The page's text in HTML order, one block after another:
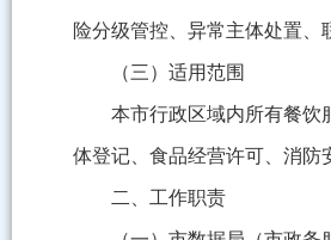
险分级管控、异常主体处置
（三）适用范围
本市行政区域内所有餐饮
体登记、食品经营许可、消防
二、工作职责